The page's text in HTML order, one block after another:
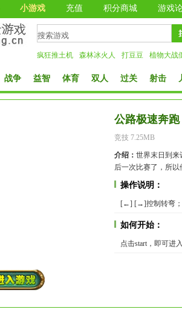
小游戏 充值 积分商城 游戏
疯狂推土机 森林冰火人 打豆豆 植物大战
战争 益智 体育 双人 过关 射击
公路极速奔跑
竞技 7.25MB
介绍： 世界末日到来
后一次比赛了，所
操作说明：
[←] [→]控制转弯；
如何开始：
点击start，即可进